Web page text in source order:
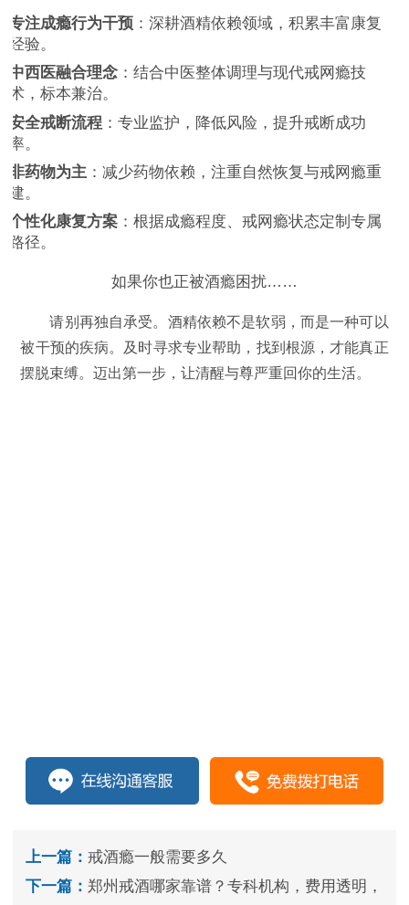
专注成瘾行为干预 ：深耕酒精依赖领域，积累丰富康复
经验。
中西医融合理念 ：结合中医整体调理与现代戒网瘾技
术，标本兼治。
安全戒断流程 ：专业监护，降低风险，提升戒断成功
率。
非药物为主 ：减少药物依赖，注重自然恢复与戒网瘾重
建。
个性化康复方案 ：根据成瘾程度、戒网瘾状态定制专属
路径。
如果你也正被酒瘾困扰……
请别再独自承受。酒精依赖不是软弱，而是一种可以
被干预的疾病。及时寻求专业帮助，找到根源，才能真正
摆脱束缚。迈出第一步，让清醒与尊严重回你的生活。
上一篇： 戒酒瘾一般需要多久
下一篇： 郑州戒酒哪家靠谱？专科机构，费用透明，